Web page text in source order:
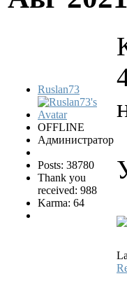
Ruslan73
OFFLINE
Администратор
Posts: 38780
Thank you
received: 988
Karma: 64